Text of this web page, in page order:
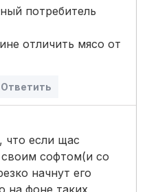
потребитель
отличить мясо от
Ответить
что если щас
софтом(и со
начнут его